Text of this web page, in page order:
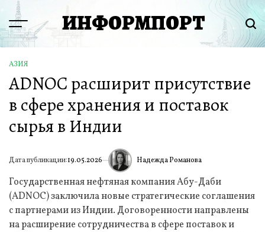
Перейти
содержимому
Menu ИНФОРМПОРТ
ОПУБЛИКОВАНО
В
АЗИЯ
ADNOC расширит присутствие
в сфере хранения и поставок
сырья в Индии
Дата публикации:19.05.2026 ИА Надежда Романова
Государственная нефтяная компания Абу-Даби
(ADNOC) заключила новые стратегические соглашения
с партнерами из Индии. Договоренности направлены
на расширение сотрудничества в сфере поставок и